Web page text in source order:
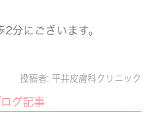
分にございます。
投稿者: 平井皮膚科クリニック
グ記事